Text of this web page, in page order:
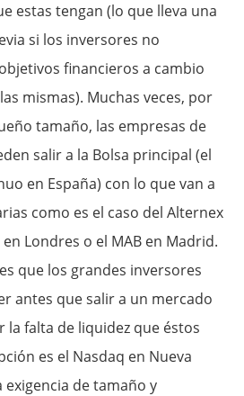
estas tengan (lo que lleva una
si los inversores no
financieros a cambio
mismas). Muchas veces, por
tamaño, las empresas de
salir a la Bolsa principal (el
en España) con lo que van a
como es el caso del Alternex
en Londres o el MAB en Madrid.
que los grandes inversores
antes que salir a un mercado
la falta de liquidez que éstos
es el Nasdaq en Nueva
exigencia de tamaño y